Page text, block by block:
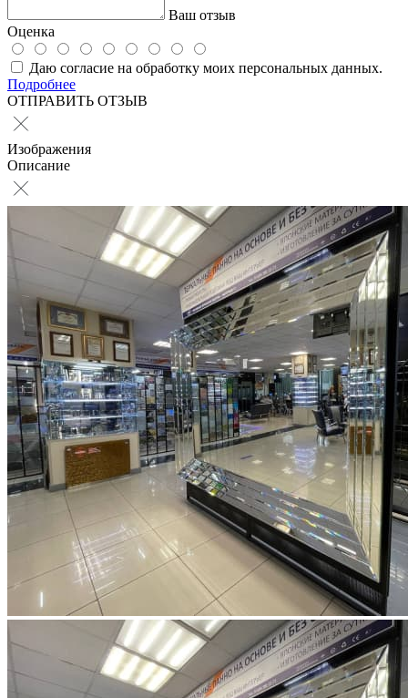
Ваш отзыв
Оценка
Даю согласие на обработку моих персональных данных.
Подробнее
ОТПРАВИТЬ ОТЗЫВ
Изображения
Описание